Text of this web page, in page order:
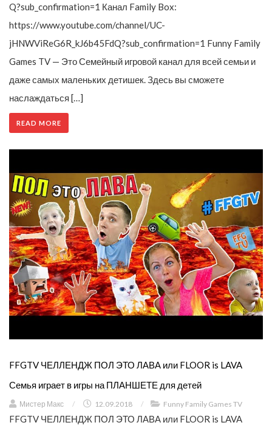
Q?sub_confirmation=1 Канал Family Box:
https://www.youtube.com/channel/UC-
jHNWViReG6R_kJ6b45FdQ?sub_confirmation=1 Funny Family
Games TV — Это Семейный игровой канал для всей семьи и
даже самых маленьких детишек. Здесь вы сможете
наслаждаться […]
READ MORE
FFGTV ЧЕЛЛЕНДЖ ПОЛ ЭТО ЛАВА или FLOOR is LAVA
Семья играет в игры на ПЛАНШЕТЕ для детей
Мистер Макс / 12.09.2018 / Funny Family Games TV
FFGTV ЧЕЛЛЕНДЖ ПОЛ ЭТО ЛАВА или FLOOR is LAVA